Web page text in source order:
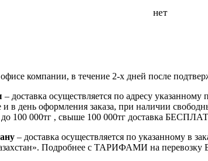
нет
компании, в течение 2-х дней после
– доставка осуществляется по адресу
и в день оформления заказа, при наличии
до 100 000тг , свыше 100 000тг доставка
– доставка осуществляется по указанному в
Подробнее с ТАРИФАМИ на